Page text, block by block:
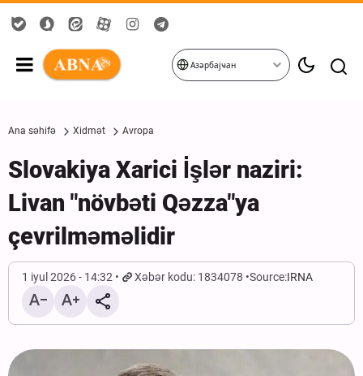
Азәрбајҹан
Ana səhifə Xidmət Avropa
Slovakiya Xarici İşlər naziri:
Livan "növbəti Qəzza"ya
çevrilməməlidir
1 iyul 2026 - 14:32 Xəbər kodu: 1834078 Source:IRNA